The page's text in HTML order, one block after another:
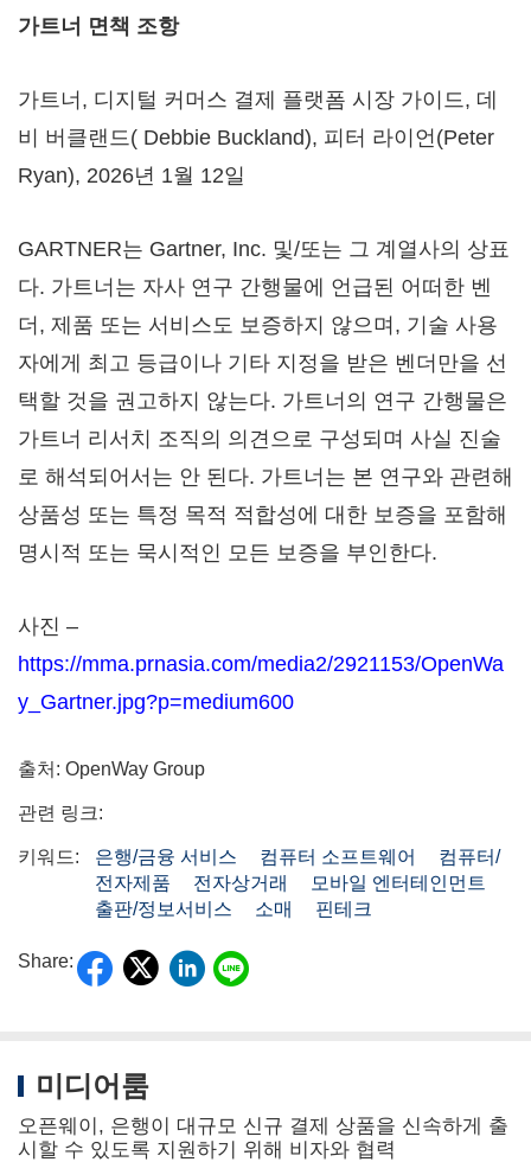
가트너 면책 조항
가트너, 디지털 커머스 결제 플랫폼 시장 가이드, 데
비 버클랜드( Debbie Buckland), 피터 라이언(Peter
Ryan), 2026년 1월 12일
GARTNER는 Gartner, Inc. 및/또는 그 계열사의 상표
다. 가트너는 자사 연구 간행물에 언급된 어떠한 벤
더, 제품 또는 서비스도 보증하지 않으며, 기술 사용
자에게 최고 등급이나 기타 지정을 받은 벤더만을 선
택할 것을 권고하지 않는다. 가트너의 연구 간행물은
가트너 리서치 조직의 의견으로 구성되며 사실 진술
로 해석되어서는 안 된다. 가트너는 본 연구와 관련해
상품성 또는 특정 목적 적합성에 대한 보증을 포함해
명시적 또는 묵시적인 모든 보증을 부인한다.
사진 –
https://mma.prnasia.com/media2/2921153/OpenWa
y_Gartner.jpg?p=medium600
출처: OpenWay Group
관련 링크:
키워드: 은행/금융 서비스 컴퓨터 소프트웨어
컴퓨터/
전자제품
전자상거래
모바일 엔터테인먼트
출판/정보서비스
소매 핀테크
Share:
미디어룸
오픈웨이, 은행이 대규모 신규 결제 상품을 신속하게 출
시할 수 있도록 지원하기 위해 비자와 협력